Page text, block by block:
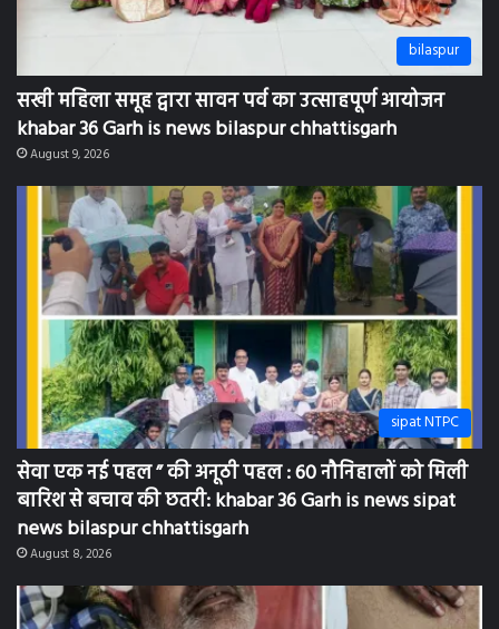
sipat NTPC
सेवा एक नई पहल ” की अनूठी पहल : 60 नौनिहालों को मिली
बारिश से बचाव की छतरी: khabar 36 Garh is news sipat
news bilaspur chhattisgarh
August 8, 2026
मुंगेली
कांग्रेस सचिव तोरन खांडे व पुत्र पर बरछी से जान लेवा हमला,
गंभीर हालत में अस्पताल इलाज जारी सख्त कार्रवाई की मांग
khabar 36 Garh is news Raipur Chhattisgarh
August 8, 2026